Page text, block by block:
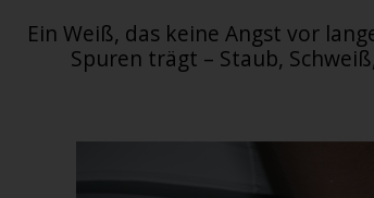
Ein Weiß, das keine Angst vor
Spuren trägt – Staub,